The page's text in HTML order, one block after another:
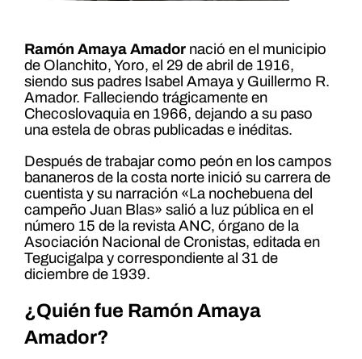
Ramón Amaya Amadornació en el municipio
de Olanchito, Yoro, el 29 de abril de 1916,
siendo sus padres Isabel Amaya y Guillermo R.
Amador. Falleciendo trágicamente en
Checoslovaquia en 1966, dejando a su paso
una estela de obras publicadas e inéditas.
Después de trabajar como peón en los campos
bananeros de la costa norte inició su carrera de
cuentista y su narración «La nochebuena del
campeño Juan Blas» salió a luz pública en el
número 15 de la revista ANC, órgano de la
Asociación Nacional de Cronistas, editada en
Tegucigalpa y correspondiente al 31 de
diciembre de 1939.
¿Quién fue Ramón Amaya
Amador?